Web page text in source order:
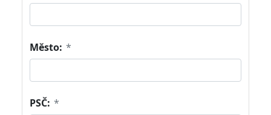
Město: *
PSČ: *